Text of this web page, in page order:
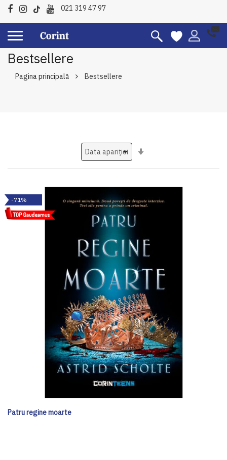
021 319 47 97
Bestsellere
Pagina principală Bestsellere
-71%
Patru regine moarte